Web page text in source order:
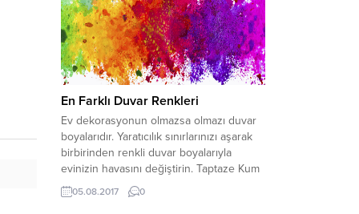
geçmektedir. Bu yaşam alanını en iyi
şekilde değerlendirmek isterseniz...
En Farklı Duvar Renkleri
Ev dekorasyonun olmazsa olmazı duvar
boyalarıdır. Yaratıcılık sınırlarınızı aşarak
birbirinden renkli duvar boyalarıyla
evinizin havasını değiştirin. Taptaze Kum
Beji Birçok renkle uyumu yakalayacak
olan bu sıra dışı rengi tanımak
05.08.2017 0